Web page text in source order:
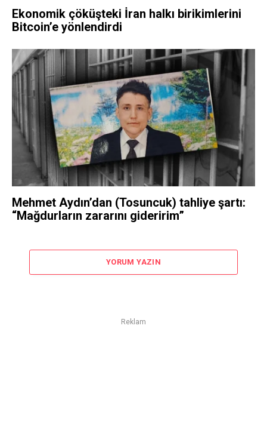
Ekonomik çöküşteki İran halkı birikimlerini
Bitcoin’e yönlendirdi
Mehmet Aydın’dan (Tosuncuk) tahliye şartı:
“Mağdurların zararını gideririm”
YORUM YAZIN
Reklam